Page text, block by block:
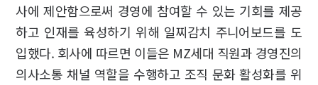
사에 제안함으로써 경영에 참여할 수 있는 기회를 제공
하고 인재를 육성하기 위해 일찌감치 주니어보드를 도
입했다. 회사에 따르면 이들은 MZ세대 직원과 경영진의
의사소통 채널 역할을 수행하고 조직 문화 활성화를 위